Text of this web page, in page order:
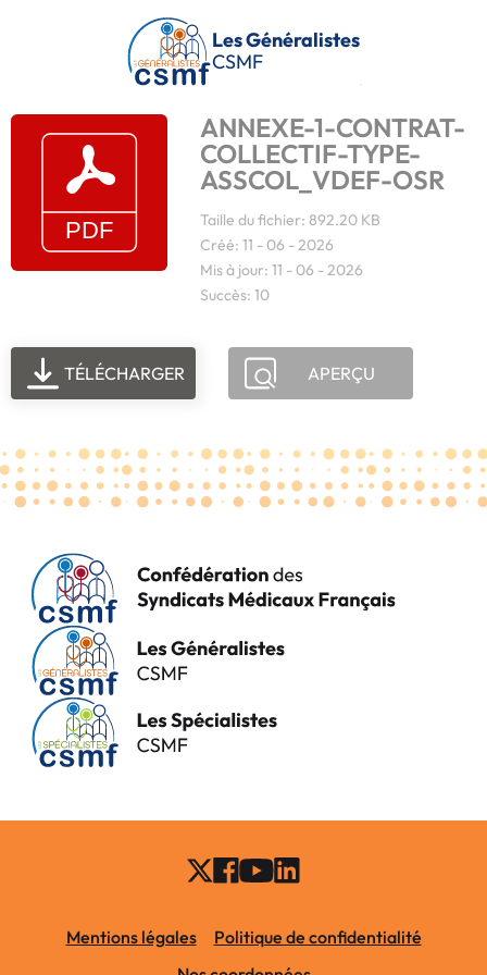
Passer au contenu principal
Les Généralistes
CSMF
ANNEXE-1-CONTRAT-
COLLECTIF-TYPE-
ASSCOL_VDEF-OSR
Taille du fichier: 892.20 KB
Créé: 11 - 06 - 2026
Mis à jour: 11 - 06 - 2026
Succès: 10
TÉLÉCHARGER APERÇU
Mentions légales
Politique de confidentialité